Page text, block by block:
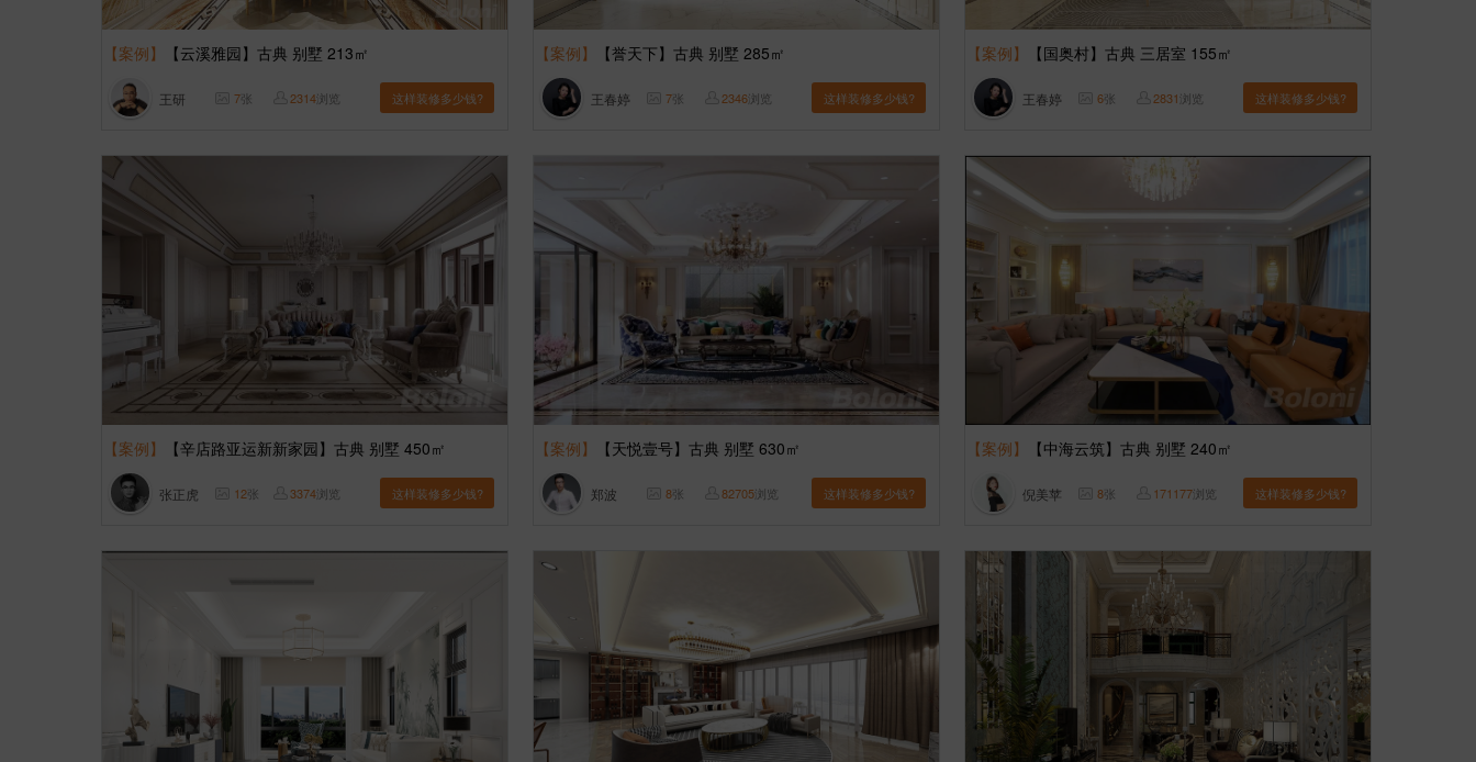
【案例】 【云溪雅园】古典 别墅 213㎡
王研 7张 2314浏览 这样装修多少钱?
【案例】 【誉天下】古典 别墅 285㎡
王春婷 7张 2346浏览 这样装修多少钱?
【案例】 【国奥村】古典 三居室 155㎡
王春婷 6张 2831浏览 这样装修多少钱?
【案例】 【辛店路亚运新新家园】古典 别墅 450㎡
张正虎 12张 3374浏览 这样装修多少钱?
【案例】 【天悦壹号】古典 别墅 630㎡
郑波 8张 82705浏览 这样装修多少钱?
【案例】 【中海云筑】古典 别墅 240㎡
倪美苹 8张 171177浏览 这样装修多少钱?